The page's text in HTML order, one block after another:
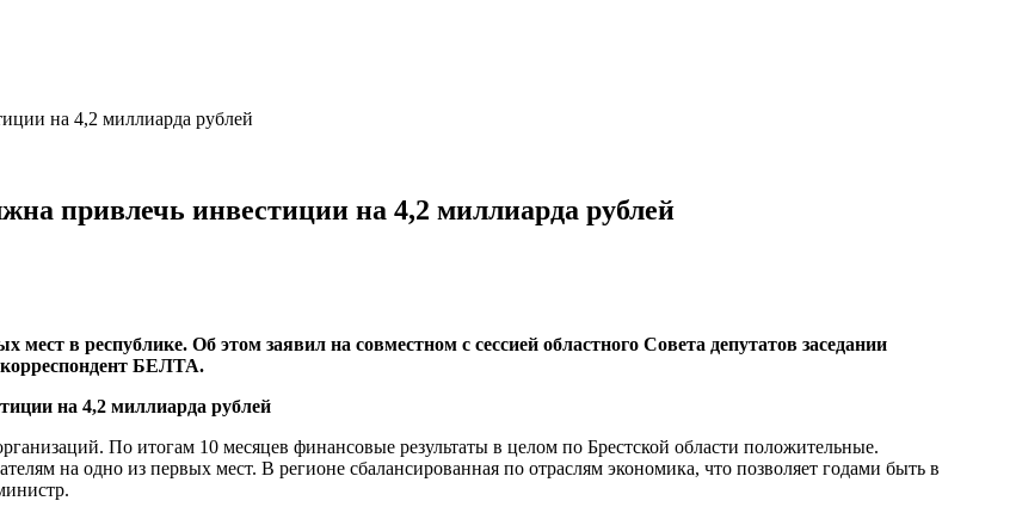
на 4,2 миллиарда рублей
привлечь инвестиции на 4,2 миллиарда рублей
в республике. Об этом заявил на совместном с сессией областного Совета депутатов заседании
БЕЛТА.
По итогам 10 месяцев финансовые результаты в целом по Брестской области положительные.
на одно из первых мест. В регионе сбалансированная по отраслям экономика, что позволяет годами быть в